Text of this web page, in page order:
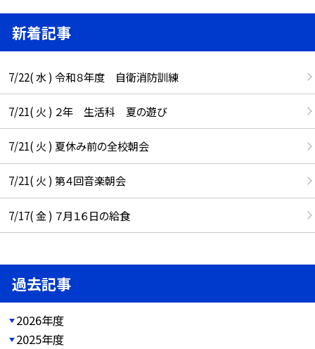
新着記事
7/22( 水 ) 令和８年度 自衛消防訓練
7/21( 火 ) ２年 生活科 夏の遊び
7/21( 火 ) 夏休み前の全校朝会
7/21( 火 ) 第４回音楽朝会
7/17( 金 ) ７月１６日の給食
過去記事
2026年度
2025年度